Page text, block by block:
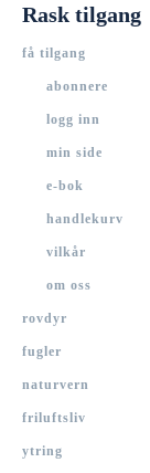
Rask tilgang
få tilgang
abonnere
logg inn
min side
e-bok
handlekurv
vilkår
om oss
rovdyr
fugler
naturvern
friluftsliv
ytring